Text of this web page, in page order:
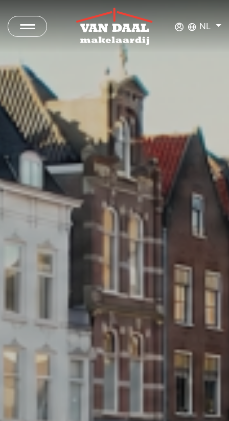
NL
Aanbod
Te koop
Te huur
Verkocht
Verhuurd
Nieuwbouwprojecten
Bedrijfsaanbod
Open huizen
Baerz & Co
Aangekocht
Diensten
Huis verkopen
Huis kopen
Exclusief wonen
Bedrijfshuisvesting